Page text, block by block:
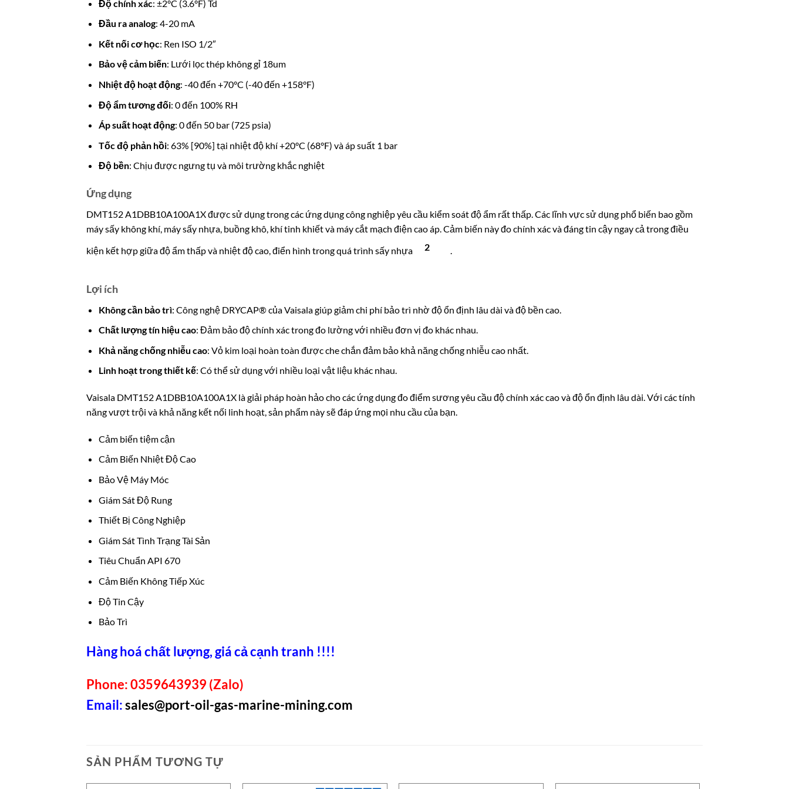
Độ chính xác: ±2°C (3.6°F) Td
Đầu ra analog: 4-20 mA
Kết nối cơ học: Ren ISO 1/2″
Bảo vệ cảm biến: Lưới lọc thép không gỉ 18um
Nhiệt độ hoạt động: -40 đến +70°C (-40 đến +158°F)
Độ ẩm tương đối: 0 đến 100% RH
Áp suất hoạt động: 0 đến 50 bar (725 psia)
Tốc độ phản hồi: 63% [90%] tại nhiệt độ khí +20°C (68°F) và áp suất 1 bar
Độ bền: Chịu được ngưng tụ và môi trường khắc nghiệt
Ứng dụng
DMT152 A1DBB10A100A1X được sử dụng trong các ứng dụng công nghiệp yêu cầu kiểm soát độ ẩm rất thấp. Các lĩnh vực sử dụng phổ biến bao gồm
máy sấy không khí, máy sấy nhựa, buồng khô, khí tinh khiết và máy cắt mạch điện cao áp. Cảm biến này đo chính xác và đáng tin cậy ngay cả trong điều
kiện kết hợp giữa độ ẩm thấp và nhiệt độ cao, điển hình trong quá trình sấy nhựa
2 .
Lợi ích
Không cần bảo trì: Công nghệ DRYCAP® của Vaisala giúp giảm chi phí bảo trì nhờ độ ổn định lâu dài và độ bền cao.
Chất lượng tín hiệu cao: Đảm bảo độ chính xác trong đo lường với nhiều đơn vị đo khác nhau.
Khả năng chống nhiễu cao: Vỏ kim loại hoàn toàn được che chắn đảm bảo khả năng chống nhiễu cao nhất.
Linh hoạt trong thiết kế: Có thể sử dụng với nhiều loại vật liệu khác nhau.
Vaisala DMT152 A1DBB10A100A1X là giải pháp hoàn hảo cho các ứng dụng đo điểm sương yêu cầu độ chính xác cao và độ ổn định lâu dài. Với các tính
năng vượt trội và khả năng kết nối linh hoạt, sản phẩm này sẽ đáp ứng mọi nhu cầu của bạn.
Cảm biến tiệm cận
Cảm Biến Nhiệt Độ Cao
Bảo Vệ Máy Móc
Giám Sát Độ Rung
Thiết Bị Công Nghiệp
Giám Sát Tình Trạng Tài Sản
Tiêu Chuẩn API 670
Cảm Biến Không Tiếp Xúc
Độ Tin Cậy
Bảo Trì
Hàng hoá chất lượng, giá cả cạnh tranh !!!!
Phone: 0359643939 (Zalo)
Email:sales@port-oil-gas-marine-mining.com
SẢN PHẨM TƯƠNG TỰ